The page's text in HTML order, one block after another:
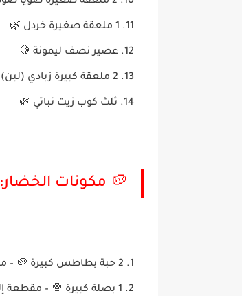
1 ملعقة صغيرة خردل 🌿
عصير نصف ليمونة 🍋
2 ملعقة كبيرة زبادي (لبن) 🥄
ثلث كوب زيت نباتي 🌿
🥔 مكونات الخضار:
2 حبة بطاطس كبيرة 🥔 – مقطعة إلى شرائح
1 بصلة كبيرة 🧅 – مقطعة إلى شرائح